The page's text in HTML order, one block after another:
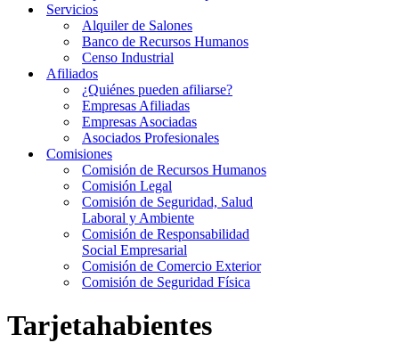
Servicios
Alquiler de Salones
Banco de Recursos Humanos
Censo Industrial
Afiliados
¿Quiénes pueden afiliarse?
Empresas Afiliadas
Empresas Asociadas
Asociados Profesionales
Comisiones
Comisión de Recursos Humanos
Comisión Legal
Comisión de Seguridad, Salud
Laboral y Ambiente
Comisión de Responsabilidad
Social Empresarial
Comisión de Comercio Exterior
Comisión de Seguridad Física
Tarjetahabientes